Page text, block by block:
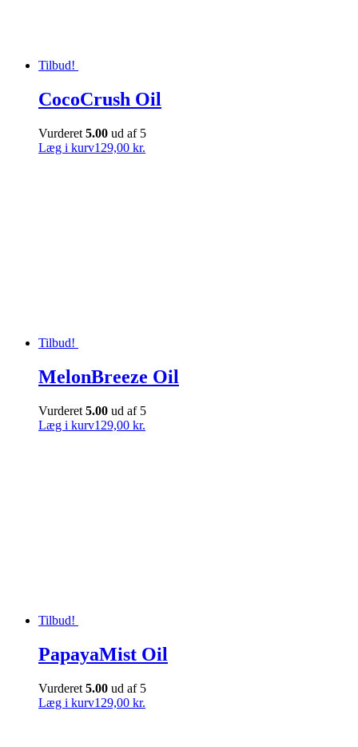
Tilbud!
CocoCrush Oil
Vurderet 5.00 ud af 5
Læg i kurv129,00 kr.
Tilbud!
MelonBreeze Oil
Vurderet 5.00 ud af 5
Læg i kurv129,00 kr.
Tilbud!
PapayaMist Oil
Vurderet 5.00 ud af 5
Læg i kurv129,00 kr.